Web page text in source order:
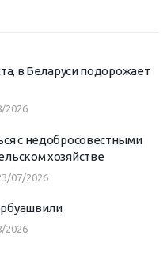
в Беларуси подорожает
2026
с недобросовестными
хозяйстве
07/2026
2026